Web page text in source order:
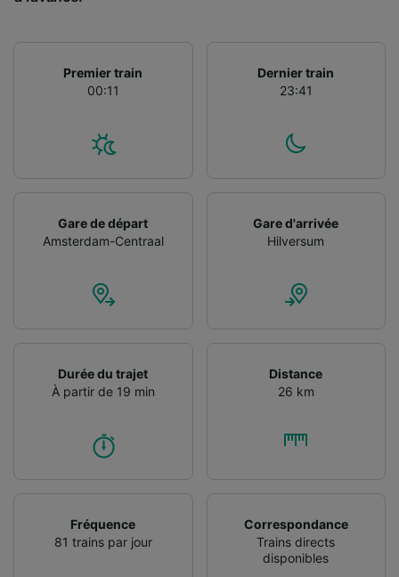
Premier train
00:11
Dernier train
23:41
Gare de départ
Amsterdam-Centraal
Gare d'arrivée
Hilversum
Durée du trajet
À partir de 19 min
Distance
26 km
Fréquence
81 trains par jour
Correspondance
Trains directs
disponibles
caractéristiques de l’appareil pour
l’identification. Stocker et/ou accéder à des
informations sur un appareil. Publicités et
études d’audience et développement de
services.
Liste de nos partenaires (fournisseurs)